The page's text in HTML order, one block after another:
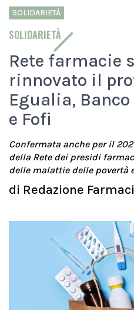
SOLIDARIETÀ
SOLIDARIETÀ
Rete farmacie
rinnovato il
Egualia,
e Fofi
Confermata anche per il
della Rete dei presidi
delle malattie delle povertà
di Redazione